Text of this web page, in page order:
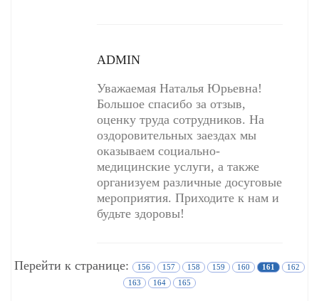
ADMIN
Уважаемая Наталья Юрьевна!
Большое спасибо за отзыв,
оценку труда сотрудников. На
оздоровительных заездах мы
оказываем социально-
медицинские услуги, а также
организуем различные досуговые
мероприятия. Приходите к нам и
будьте здоровы!
Перейти к странице: 156 157 158 159 160 161
162
163
164 165